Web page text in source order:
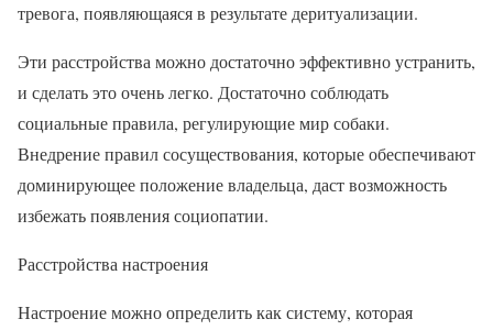
тревога, появляющаяся в результате деритуализации.
Эти расстройства можно достаточно эффективно устранить,
и сделать это очень легко. Достаточно соблюдать
социальные правила, регулирующие мир собаки.
Внедрение правил сосуществования, которые обеспечивают
доминирующее положение владельца, даст возможность
избежать появления социопатии.
Расстройства настроения
Настроение можно определить как систему, которая